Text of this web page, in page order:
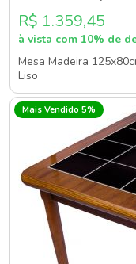
R$ 1.359,45
à vista com 10% de
Mesa Madeira
Liso
Mais Vendido 5%